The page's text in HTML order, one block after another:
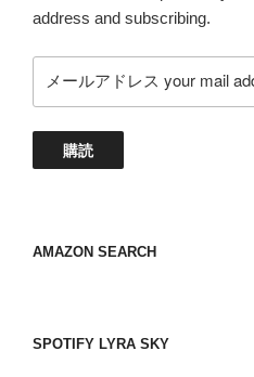
address and subscribing.
ー
ド
your
購読
AMAZON SEARCH
SPOTIFY LYRA SKY